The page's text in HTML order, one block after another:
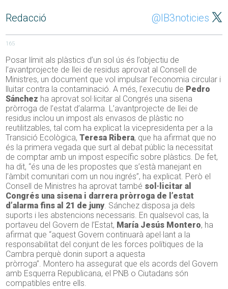
Redacció @IB3noticies
165
Posar límit als plàstics d’un sol ús és l’objectiu de
l’avantprojecte de llei de residus aprovat al Consell de
Ministres, un document que vol impulsar l’economia circular i
lluitar contra la contaminació. A més, l’executiu de Pedro
Sánchez ha aprovat sol·licitar al Congrés una sisena
pròrroga de l’estat d’alarma. L’avantprojecte de llei de
residus inclou un impost als envasos de plàstic no
reutilitzables, tal com ha explicat la vicepresidenta per a la
Transició Ecològica,Teresa Ribera, que ha afirmat que no
és la primera vegada que surt al debat públic la necessitat
de comptar amb un impost específic sobre plàstics. De fet,
ha dit, “és una de les propostes que s’està manejant en
l’àmbit comunitari com un nou ingrés”, ha explicat. Però el
Consell de Ministres ha aprovat també sol·licitar al
Congrés una sisena i darrera pròrroga de l’estat
d’alarma fins al 21 de juny. Sánchez disposa ja dels
suports i les abstencions necessaris. En qualsevol cas, la
portaveu del Govern de l’Estat, María Jesús Montero, ha
afirmat que “aquest Govern continuarà apel·lant a la
responsabilitat del conjunt de les forces polítiques de la
Cambra perquè donin suport a aquesta
pròrroga”. Montero ha assegurat que els acords del Govern
amb Esquerra Republicana, el PNB o Ciutadans són
compatibles entre ells.